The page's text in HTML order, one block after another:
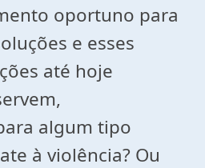
oportuno para
e esses
até hoje
algum tipo
à violência? Ou